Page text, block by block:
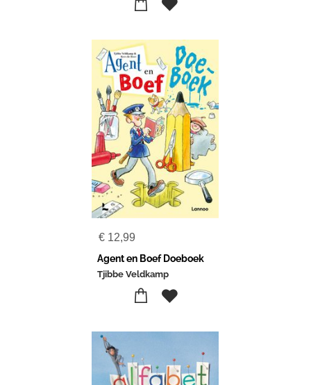
€ 12,99
Agent en Boef Doeboek
Tjibbe Veldkamp